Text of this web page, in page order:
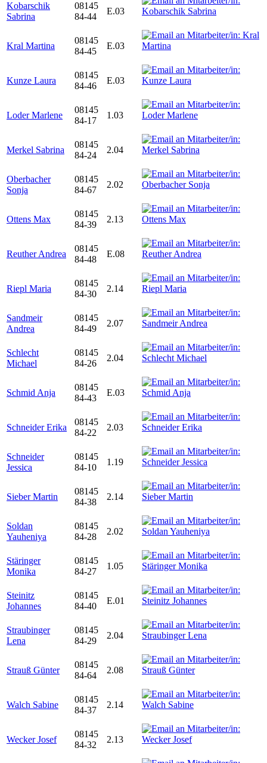
Kobarschik
Sabrina
08145
84-44
E.03
Kral Martina
08145
84-45
E.03
Kunze Laura
08145
84-46
E.03
Loder Marlene
08145
84-17
1.03
Merkel Sabrina
08145
84-24
2.04
Oberbacher
Sonja
08145
84-67
2.02
Ottens Max
08145
84-39
2.13
Reuther Andrea
08145
84-48
E.08
Riepl Maria
08145
84-30
2.14
Sandmeir
Andrea
08145
84-49
2.07
Schlecht
Michael
08145
84-26
2.04
Schmid Anja
08145
84-43
E.03
Schneider Erika
08145
84-22
2.03
Schneider
Jessica
08145
84-10
1.19
Sieber Martin
08145
84-38
2.14
Soldan
Yauheniya
08145
84-28
2.02
Stäringer
Monika
08145
84-27
1.05
Steinitz
Johannes
08145
84-40
E.01
Straubinger
Lena
08145
84-29
2.04
Strauß Günter
08145
84-64
2.08
Walch Sabine
08145
84-37
2.14
Wecker Josef
08145
84-32
2.13